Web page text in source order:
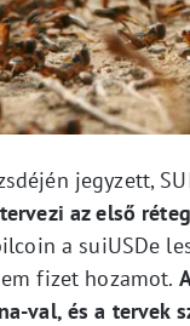
jegyzett,
az első
a suiUSDe
fizet hozamot.
val, és a tervek